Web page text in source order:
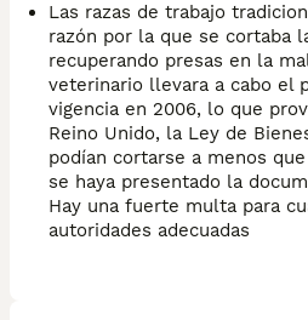
Las razas de trabajo
razón por la que se cortaba
recuperando presas en la
veterinario llevara a cabo el
vigencia en 2006, lo que
Reino Unido, la Ley de
podían cortarse a menos
se haya presentado la
Hay una fuerte multa para
autoridades adecuadas